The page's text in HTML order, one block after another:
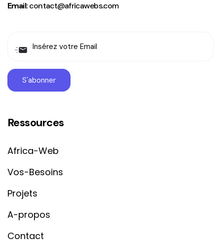
Email:contact@africawebs.com
Ressources
Africa-Web
Vos-Besoins
Projets
A-propos
Contact